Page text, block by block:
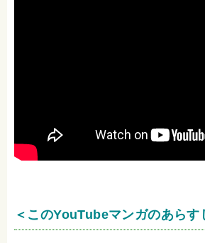
＜このYouTubeマンガのあらす